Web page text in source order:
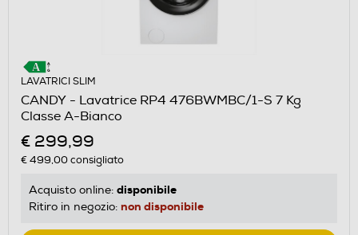
LAVATRICI SLIM
CANDY - Lavatrice RP4 476BWMBC/1-S 7 Kg
Classe A-Bianco
€ 299,99
€ 499,00consigliato
Acquisto online: disponibile
Ritiro in negozio: non disponibile